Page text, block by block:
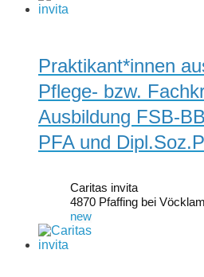
Praktikant*innen
Pflege- bzw.
Ausbildung FSB-
PFA und
Caritas invita
4870 Pfaffing bei
new